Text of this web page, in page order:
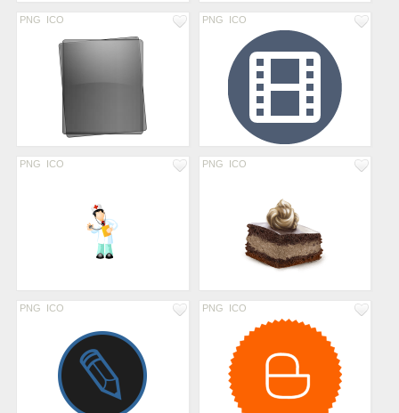
PNG ICO PNG ICO
PNG ICO PNG ICO
PNG ICO PNG ICO